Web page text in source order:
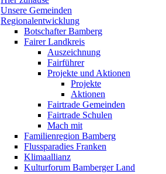
Unsere Gemeinden
Regionalentwicklung
Botschafter Bamberg
Fairer Landkreis
Auszeichnung
Fairführer
Projekte und Aktionen
Projekte
Aktionen
Fairtrade Gemeinden
Fairtrade Schulen
Mach mit
Familienregion Bamberg
Flussparadies Franken
Klimaallianz
Kulturforum Bamberger Land